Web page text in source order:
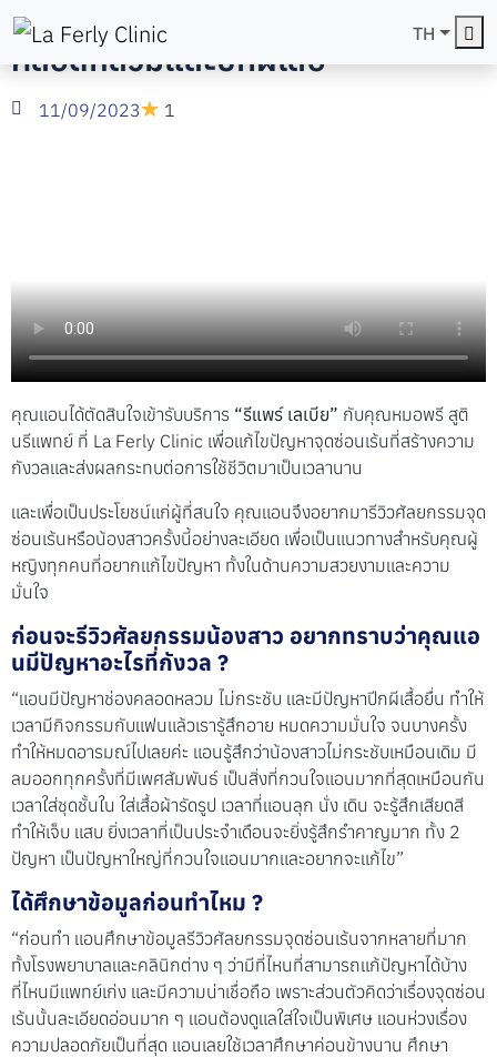
TH
รีวิวศัลยกรรมน้องสาว ปัญหาช่อง
คลอดหลวมและปีกผีเสื้อ
11/09/2023 1
คุณแอนได้ตัดสินใจเข้ารับบริการ “รีแพร์ เลเบีย” กับคุณหมอพรี สูติ
นรีแพทย์ ที่ La Ferly Clinic เพื่อแก้ไขปัญหาจุดซ่อนเร้นที่สร้างความ
กังวลและส่งผลกระทบต่อการใช้ชีวิตมาเป็นเวลานาน
และเพื่อเป็นประโยชน์แก่ผู้ที่สนใจ คุณแอนจึงอยากมารีวิวศัลยกรรมจุด
ซ่อนเร้นหรือน้องสาวครั้งนี้อย่างละเอียด เพื่อเป็นแนวทางสำหรับคุณผู้
หญิงทุกคนที่อยากแก้ไขปัญหา ทั้งในด้านความสวยงามและความ
มั่นใจ
ก่อนจะรีวิวศัลยกรรมน้องสาว อยากทราบว่าคุณแอ
นมีปัญหาอะไรที่กังวล ?
“แอนมีปัญหาช่องคลอดหลวม ไม่กระชับ และมีปัญหาปีกผีเสื้อยื่น ทำให้
เวลามีกิจกรรมกับแฟนแล้วเรารู้สึกอาย หมดความมั่นใจ จนบางครั้ง
ทำให้หมดอารมณ์ไปเลยค่ะ แอนรู้สึกว่าน้องสาวไม่กระชับเหมือนเดิม มี
ลมออกทุกครั้งที่มีเพศสัมพันธ์ เป็นสิ่งที่กวนใจแอนมากที่สุดเหมือนกัน
เวลาใส่ชุดชั้นใน ใส่เสื้อผ้ารัดรูป เวลาที่แอนลุก นั่ง เดิน จะรู้สึกเสียดสี
ทำให้เจ็บ แสบ ยิ่งเวลาที่เป็นประจำเดือนจะยิ่งรู้สึกรำคาญมาก ทั้ง 2
ปัญหา เป็นปัญหาใหญ่ที่กวนใจแอนมากและอยากจะแก้ไข”
ได้ศึกษาข้อมูลก่อนทำไหม ?
“ก่อนทำ แอนศึกษาข้อมูลรีวิวศัลยกรรมจุดซ่อนเร้นจากหลายที่มาก
ทั้งโรงพยาบาลและคลินิกต่าง ๆ ว่ามีที่ไหนที่สามารถแก้ปัญหาได้บ้าง
ที่ไหนมีแพทย์เก่ง และมีความน่าเชื่อถือ เพราะส่วนตัวคิดว่าเรื่องจุดซ่อน
เร้นนั้นละเอียดอ่อนมาก ๆ แอนต้องดูแลใส่ใจเป็นพิเศษ แอนห่วงเรื่อง
ความปลอดภัยเป็นที่สุด แอนเลยใช้เวลาศึกษาค่อนข้างนาน ศึกษา